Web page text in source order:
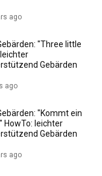
| Begrüßungslied |
ago
"Three little
Gebärden
ago
"Kommt ein
HowTo: leichter
Gebärden
ago